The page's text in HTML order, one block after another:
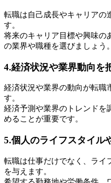
転職は自己成長やキャリアの
す。
将来のキャリア目標や興味の
の業界や職種を選びましょう。
4.経済状況や業界動向を
経済状況や業界の動向が転職
す。
経済予測や業界のトレンドを
めることが重要です。
5.個人のライフスタイル
転職は仕事だけでなく、ライ
を与えます。